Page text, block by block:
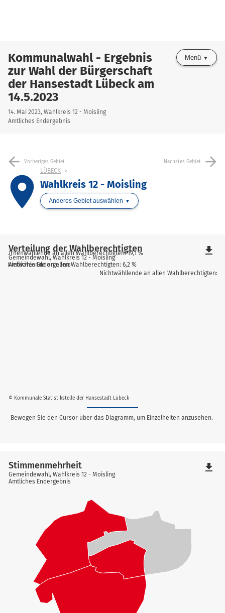
Kommunalwahl - Ergebnis
zur Wahl der Bürgerschaft
der Hansestadt Lübeck am
14.5.2023
14. Mai 2023, Wahlkreis 12 - Moisling
Amtliches Endergebnis
Menü
arrow_back Vorheriges Gebiet Nächstes Gebiet arrow_forward
place
LÜBECK
Wahlkreis 12 - Moisling
Anderes Gebiet auswählen
Urnenwählende an allen Wahlberechtigten: 19,1 %
Briefwählende an allen Wahlberechtigten: 6,2 %
Nichtwähllende an allen Wahlberechtigten:
© Kommunale Statistikstelle der Hansestadt Lübeck
Verteilung der Wahlberechtigten
Gemeindewahl, Wahlkreis 12 - Moisling
Amtliches Endergebnis
file_download
Bewegen Sie den Cursor über das Diagramm, um Einzelheiten anzusehen.
Stimmenmehrheit
Gemeindewahl, Wahlkreis 12 - Moisling
Amtliches Endergebnis
file_download